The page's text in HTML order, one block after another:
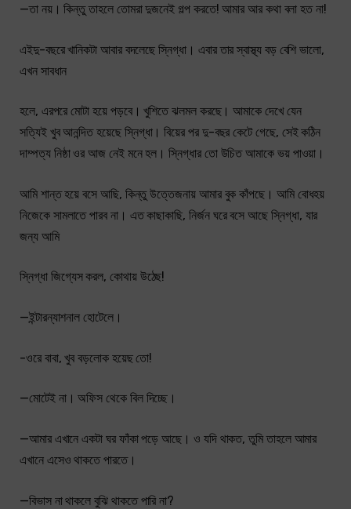
—তা নয়। কিন্তু তাহলে তোমরা দুজনেই গল্প করতে! আমার আর কথা বলা হত না!
এইদু-বছরে খানিকটা আবার বদলেছে স্নিগ্ধা। এবার তার স্বাস্থ্য বড় বেশি ভালো,
এখন সাবধান
হলে, এরপরে মোটা হয়ে পড়বে। খুশিতে ঝলমল করছে। আমাকে দেখে যেন
সত্যিই খুব আনন্দিত হয়েছে স্নিগ্ধা। বিয়ের পর দু-বছর কেটে গেছে, সেই কঠিন
দাম্পত্য নিষ্ঠা ওর আজ নেই মনে হল। স্নিগ্ধার তো উচিত আমাকে ভয় পাওয়া।
আমি শান্ত হয়ে বসে আছি, কিন্তু উত্তেজনায় আমার বুক কাঁপছে। আমি বোধহয়
নিজেকে সামলাতে পারব না। এত কাছাকাছি, নির্জন ঘরে বসে আছে স্নিগ্ধা, যার
জন্য আমি
স্নিগ্ধা জিগ্যেস করল, কোথায় উঠেছ!
—ইন্টারন্যাশনাল হোটেলে।
-ওরে বাবা, খুব বড়লোক হয়েছ তো!
—মোটেই না। অফিস থেকে বিল দিচ্ছে।
—আমার এখানে একটা ঘর ফাঁকা পড়ে আছে। ও যদি থাকত, তুমি তাহলে আমার
এখানে এসেও থাকতে পারতে।
—বিভাস না থাকলে বুঝি থাকতে পারি না?